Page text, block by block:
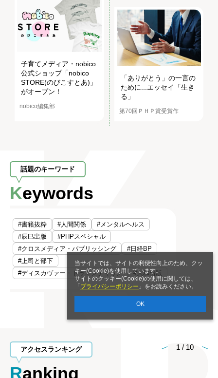
当サイトでは、サイトの利便性向上のため、クッ
キー(Cookie)を使用しています。
サイトのクッキー(Cookie)の使用に関しては、
「 プライバシーポリシー 」をお読みください。
OK
子育てメディア・nobico
公式ショップ「nobico
STORE(のびこすとあ)」
がオープン！
nobico編集部
「ありがとう」の一言の
ために...エッセイ「生き
る」
第70回ＰＨＰ賞受賞作
話題のキーワード
Keywords
#書籍抜粋 #人間関係
#メンタルヘルス
#辰巳出版
#PHPスペシャル
#クロスメディア・パブリッシング
#日経BP
#上司と部下
#ディスカヴァー・トゥエンティワン
#大和出版
アクセスランキング
Ranking
1 / 10